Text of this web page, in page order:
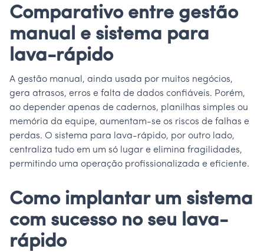
Comparativo entre gestão
manual e sistema para
lava-rápido
A gestão manual, ainda usada por muitos negócios,
gera atrasos, erros e falta de dados confiáveis. Porém,
ao depender apenas de cadernos, planilhas simples ou
memória da equipe, aumentam-se os riscos de falhas e
perdas. O sistema para lava-rápido, por outro lado,
centraliza tudo em um só lugar e elimina fragilidades,
permitindo uma operação profissionalizada e eficiente.
Como implantar um sistema
com sucesso no seu lava-
rápido